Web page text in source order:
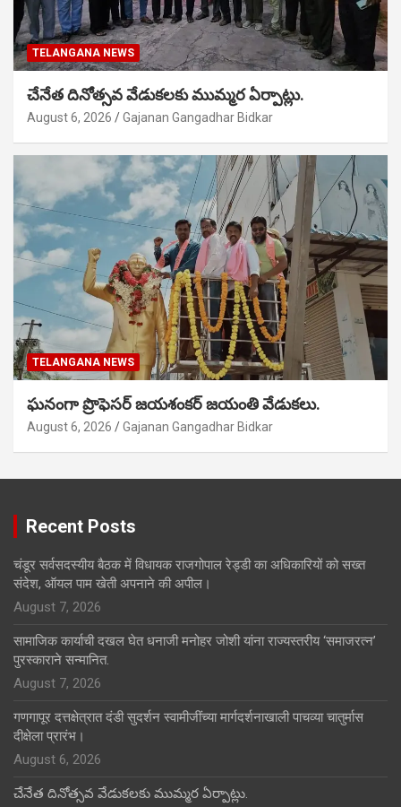
TELANGANA NEWS
చేనేత దినోత్సవ వేడుకలకు ముమ్మర ఏర్పాట్లు.
August 6, 2026 Gajanan Gangadhar Bidkar
TELANGANA NEWS
ఘనంగా ప్రొఫెసర్ జయశంకర్ జయంతి వేడుకలు.
August 6, 2026 Gajanan Gangadhar Bidkar
Recent Posts
चंडूर सर्वसदस्यीय बैठक में विधायक राजगोपाल रेड्डी का अधिकारियों को सख्त
संदेश, ऑयल पाम खेती अपनाने की अपील।
August 7, 2026
सामाजिक कार्याची दखल घेत धनाजी मनोहर जोशी यांना राज्यस्तरीय ‘समाजरत्न’
पुरस्काराने सन्मानित.
August 7, 2026
गणगापूर दत्तक्षेत्रात दंडी सुदर्शन स्वामीजींच्या मार्गदर्शनाखाली पाचव्या चातुर्मास
दीक्षेला प्रारंभ।
August 6, 2026
చేనేత దినోత్సవ వేడుకలకు ముమ్మర ఏర్పాట్లు.